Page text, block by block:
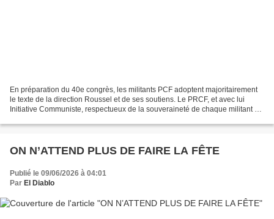
En préparation du 40e congrès, les militants PCF adoptent majoritairement
le texte de la direction Roussel et de ses soutiens. Le PRCF, et avec lui
Initiative Communiste, respectueux de la souveraineté de chaque militant du
ON N’ATTEND PLUS DE FAIRE LA FÊTE
Publié le 09/06/2026 à 04:01
Par El Diablo